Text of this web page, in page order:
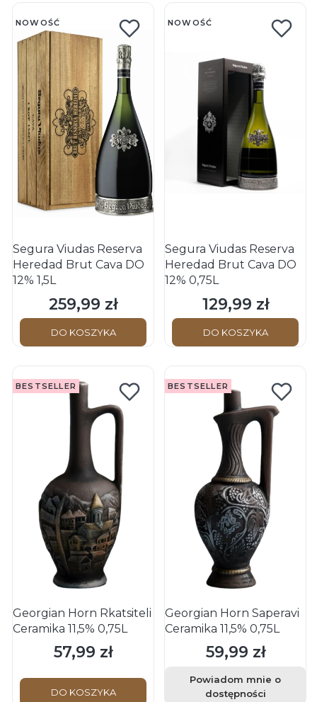
NOWOŚĆ
Segura Viudas Reserva
Heredad Brut Cava DO
12% 1,5L
Cena
259,99 zł
DO KOSZYKA
NOWOŚĆ
Segura Viudas Reserva
Heredad Brut Cava DO
12% 0,75L
Cena
129,99 zł
DO KOSZYKA
BESTSELLER
Georgian Horn Rkatsiteli
Ceramika 11,5% 0,75L
Cena
57,99 zł
DO KOSZYKA
BESTSELLER
Georgian Horn Saperavi
Ceramika 11,5% 0,75L
Cena
59,99 zł
Powiadom mnie o
dostępności